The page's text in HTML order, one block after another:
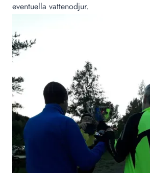
eventuella vattenodjur.